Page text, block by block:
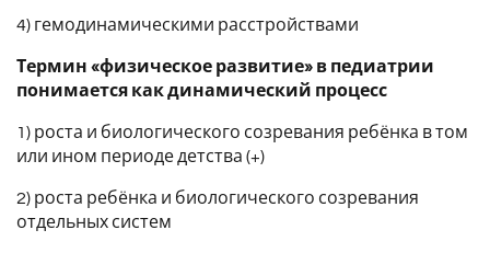
4) гемодинамическими расстройствами
Термин «физическое развитие» в педиатрии
понимается как динамический процесс
1) роста и биологического созревания ребёнка в том
или ином периоде детства (+)
2) роста ребёнка и биологического созревания
отдельных систем